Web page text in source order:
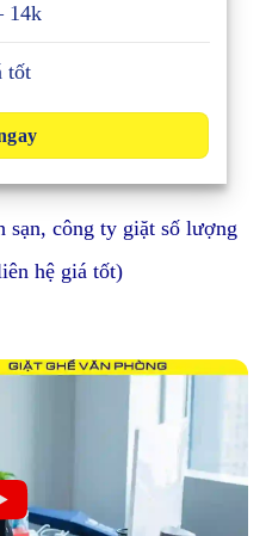
14k
tốt
sạn, công ty giặt số lượng
hệ giá tốt)